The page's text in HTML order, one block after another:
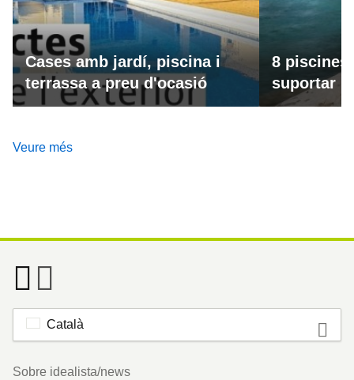
Cases amb jardí, piscina i
terrassa a preu d'ocasió
8 piscines
suportar
Veure més
Català
Footer
Sobre idealista/news